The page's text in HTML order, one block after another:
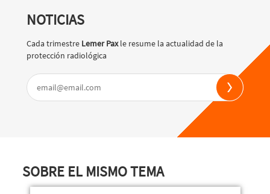
NOTICIAS
Cada trimestre Lemer Paxle resume la actualidad de la
protección radiológica
SOBRE EL MISMO TEMA